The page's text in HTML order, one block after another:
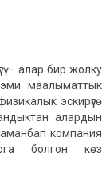
— алар бир жолку
маалыматтык
эскирүүгө
алардын
компания
болгон көз